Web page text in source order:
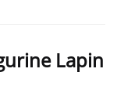
Lapin